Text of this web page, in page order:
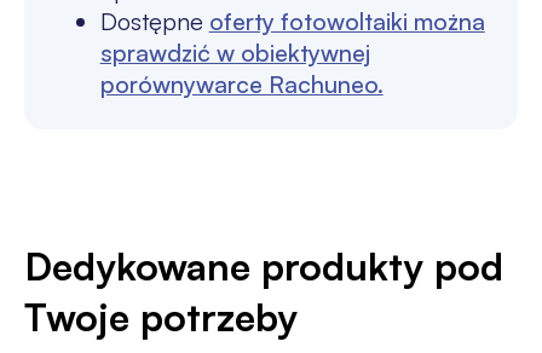
Dostępne oferty fotowoltaiki można
sprawdzić w obiektywnej
porównywarce Rachuneo.
Dedykowane produkty pod
Twoje potrzeby